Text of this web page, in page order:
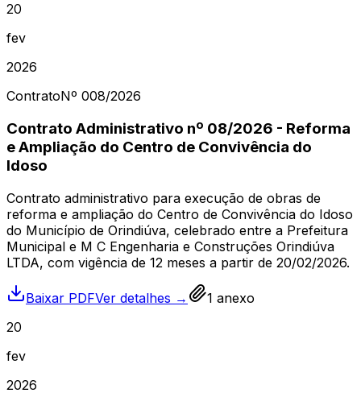
20
fev
2026
ContratoNº 008/2026
Contrato Administrativo nº 08/2026 - Reforma
e Ampliação do Centro de Convivência do
Idoso
Contrato administrativo para execução de obras de
reforma e ampliação do Centro de Convivência do Idoso
do Município de Orindiúva, celebrado entre a Prefeitura
Municipal e M C Engenharia e Construções Orindiúva
LTDA, com vigência de 12 meses a partir de 20/02/2026.
Baixar PDFVer detalhes → 1 anexo
20
fev
2026